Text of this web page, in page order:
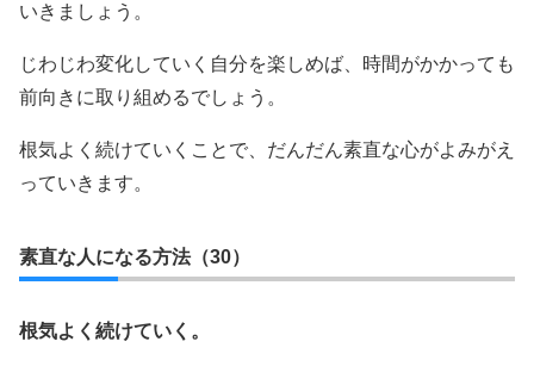
いきましょう。
じわじわ変化していく自分を楽しめば、時間がかかっても
前向きに取り組めるでしょう。
根気よく続けていくことで、だんだん素直な心がよみがえ
っていきます。
素直な人になる方法（30）
根気よく続けていく。